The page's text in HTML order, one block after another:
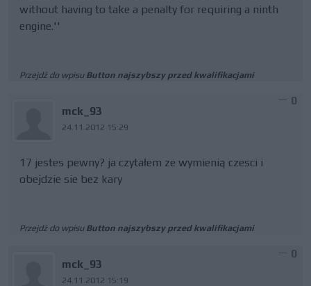
without having to take a penalty for requiring a ninth
engine.''
Przejdź do wpisu Button najszybszy przed kwalifikacjami
mck_93
24.11.2012 15:29
0
17 jestes pewny? ja czytałem ze wymienią czesci i
obejdzie sie bez kary
Przejdź do wpisu Button najszybszy przed kwalifikacjami
mck_93
24.11.2012 15:19
0